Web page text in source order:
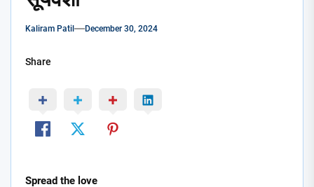
Kaliram Patil December 30, 2024
Share
Spread the love